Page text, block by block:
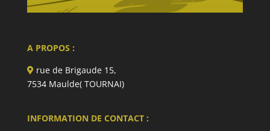
A PROPOS :
rue de Brigaude 15,
7534 Maulde( TOURNAI)
INFORMATION DE CONTACT :